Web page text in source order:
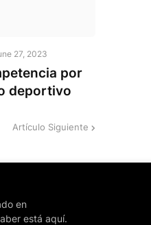
27, 2023
por
deportivo
Artículo Siguiente
en
está aquí.